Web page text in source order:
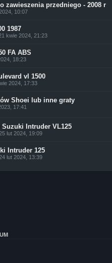
zawieszenia przedniego - 2008 r
10:07
1987
kwie 2024, 21:23
FA ABS
18:23
vl 1500
2024, 17:33
Shoei lub inne graty
17:41
Intruder VL125
lut 2024, 19:09
Intruder 125
lut 2024, 13:39